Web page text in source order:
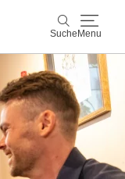
Suche Menu
Suche